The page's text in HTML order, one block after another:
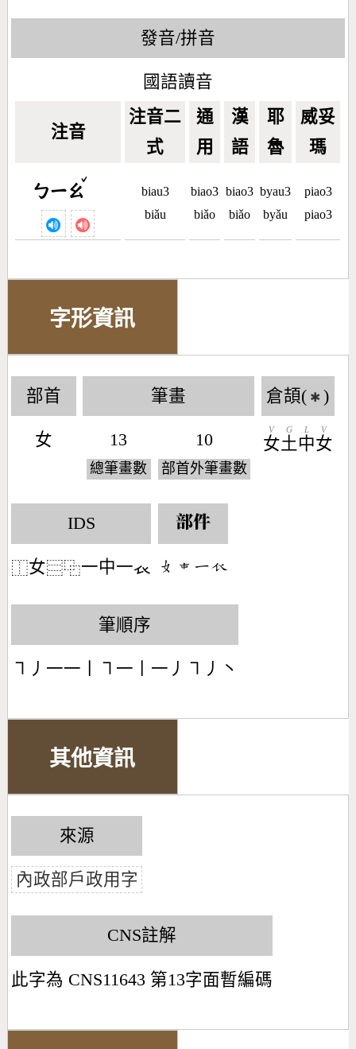
發音/拼音
國語讀音
注音
注音二
式
通
用
漢
語
耶
魯
威妥
瑪
ㄅㄧㄠ
ˇ
biau3
biǎu
biao3
biǎo
biao3
biǎo
byau3
byǎu
piao3
piao3
字形資訊
部首
女
筆畫
13
總筆畫數
10
部首外筆畫數
倉頡( ✱ )
女
V
土
G
中
L
女
V
IDS
⿰女⿳⿻一中一𧘇
部件
󶂛󶄠󶀀󶃲
筆順序
㇕丿一一丨㇕一丨一丿㇕丿丶
其他資訊
來源
內政部戶政用字
CNS註解
此字為 CNS11643 第13字面暫編碼